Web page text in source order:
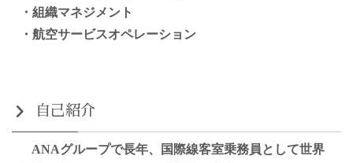
・組織マネジメント
・航空サービスオペレーション
自己紹介
ANAグループで長年、国際線客室乗務員として世界